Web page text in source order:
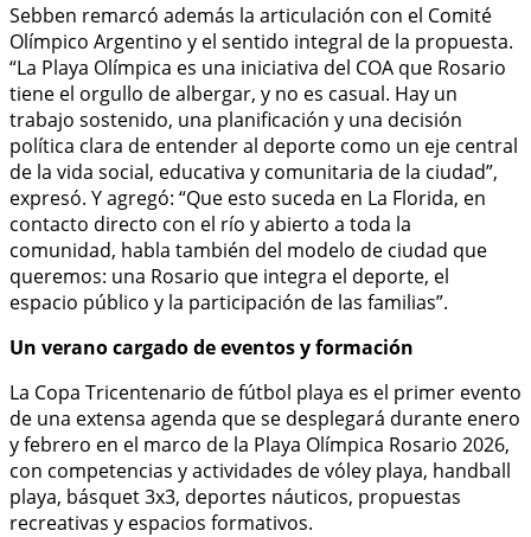
Sebben remarcó además la articulación con el Comité
Olímpico Argentino y el sentido integral de la propuesta.
“La Playa Olímpica es una iniciativa del COA que Rosario
tiene el orgullo de albergar, y no es casual. Hay un
trabajo sostenido, una planificación y una decisión
política clara de entender al deporte como un eje central
de la vida social, educativa y comunitaria de la ciudad”,
expresó. Y agregó: “Que esto suceda en La Florida, en
contacto directo con el río y abierto a toda la
comunidad, habla también del modelo de ciudad que
queremos: una Rosario que integra el deporte, el
espacio público y la participación de las familias”.
Un verano cargado de eventos y formación
La Copa Tricentenario de fútbol playa es el primer evento
de una extensa agenda que se desplegará durante enero
y febrero en el marco de la Playa Olímpica Rosario 2026,
con competencias y actividades de vóley playa, handball
playa, básquet 3x3, deportes náuticos, propuestas
recreativas y espacios formativos.